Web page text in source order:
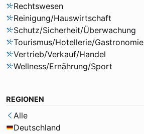
Rechtswesen
Reinigung/Hauswirtschaft
Schutz/Sicherheit/Überwachung
Tourismus/Hotellerie/Gastronomie
Vertrieb/Verkauf/Handel
Wellness/Ernährung/Sport
REGIONEN
Alle
Deutschland